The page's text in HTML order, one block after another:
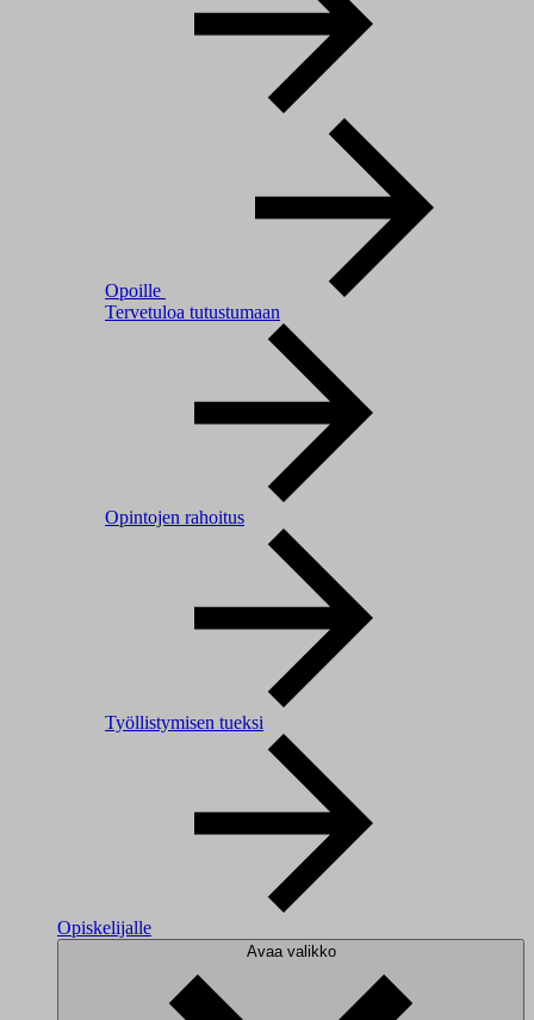
Opoille
Tervetuloa tutustumaan
Opintojen rahoitus
Työllistymisen tueksi
Opiskelijalle
Avaa valikko